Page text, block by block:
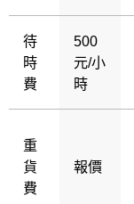
待
時
費
500
元/小
時
重
貨
費
報價